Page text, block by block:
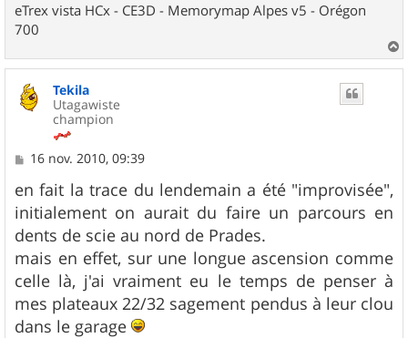
eTrex vista HCx - CE3D - Memorymap Alpes v5 - Orégon
700
a
Tekila
Utagawiste
champion
M
s
s
a
g
e
16 nov. 2010, 09:39
en fait la trace du lendemain a été "improvisée",
initialement on aurait du faire un parcours en
dents de scie au nord de Prades.
mais en effet, sur une longue ascension comme
celle là, j'ai vraiment eu le temps de penser à
mes plateaux 22/32 sagement pendus à leur clou
dans le garage